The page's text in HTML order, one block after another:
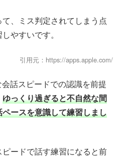
、ミス判定されてしまう点
やすいです。
引用元：https://apps.apple.com/
話スピードでの認識を前提
ゆっくり過ぎると不自然な間
ースを意識して練習しまし
ードで話す練習になると前